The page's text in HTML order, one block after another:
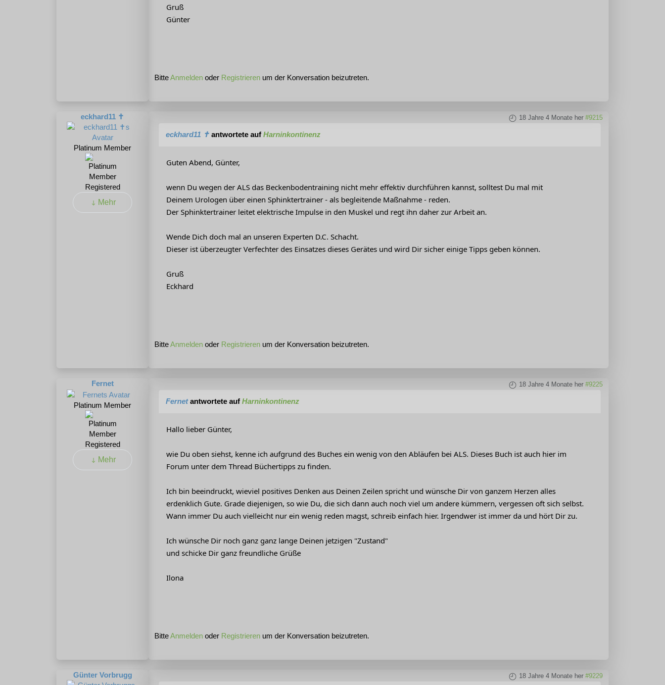
Gruß
Günter
BitteAnmelden oder Registrieren um der Konversation beizutreten.
eckhard11 ✝
Platinum Member
Registered
Mehr
18 Jahre 4 Monate her #9215
eckhard11 ✝ antwortete auf Harninkontinenz
Guten Abend, Günter,
wenn Du wegen der ALS das Beckenbodentraining nicht mehr effektiv durchführen kannst, solltest Du mal mit
Deinem Urologen über einen Sphinktertrainer - als begleitende Maßnahme - reden.
Der Sphinktertrainer leitet elektrische Impulse in den Muskel und regt ihn daher zur Arbeit an.
Wende Dich doch mal an unseren Experten D.C. Schacht.
Dieser ist überzeugter Verfechter des Einsatzes dieses Gerätes und wird Dir sicher einige Tipps geben können.
Gruß
Eckhard
BitteAnmelden oder Registrieren um der Konversation beizutreten.
Fernet
Platinum Member
Registered
Mehr
18 Jahre 4 Monate her #9225
Fernetantwortete auf Harninkontinenz
Hallo lieber Günter,
wie Du oben siehst, kenne ich aufgrund des Buches ein wenig von den Abläufen bei ALS. Dieses Buch ist auch hier im
Forum unter dem Thread Büchertipps zu finden.
Ich bin beeindruckt, wieviel positives Denken aus Deinen Zeilen spricht und wünsche Dir von ganzem Herzen alles
erdenklich Gute. Grade diejenigen, so wie Du, die sich dann auch noch viel um andere kümmern, vergessen oft sich selbst.
Wann immer Du auch vielleicht nur ein wenig reden magst, schreib einfach hier. Irgendwer ist immer da und hört Dir zu.
Ich wünsche Dir noch ganz ganz lange Deinen jetzigen "Zustand"
und schicke Dir ganz freundliche Grüße
Ilona
BitteAnmelden oder Registrieren um der Konversation beizutreten.
Günter Vorbrugg 18 Jahre 4 Monate her #9229